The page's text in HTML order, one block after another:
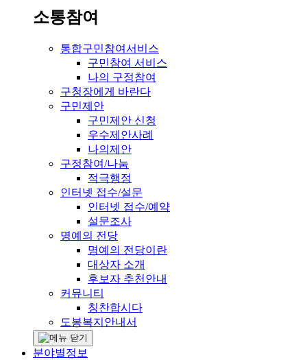
소통참여
통합구민참여서비스
구민참여 서비스
나의 구정참여
구청장에게 바란다
구민제안
구민제안 신청
우수제안사례
나의제안
구정참여/나눔
적극행정
인터넷 접수/설문
인터넷 접수/예약
설문조사
명예의 전당
명예의 전당이란
대상자 소개
후보자 추천안내
커뮤니티
칭찬합시다
도봉복지안내서
분야별정보